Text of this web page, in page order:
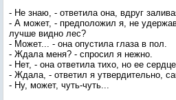
- Не знаю, - ответила она, вдруг
- А может, - предположил я, не
лучше видно лес?
- Может... - она опустила глаза в пол.
- Ждала меня? - спросил я нежно.
- Нет, - она ответила тихо, но ее
- Ждала, - ответил я утвердительно,
- Ну, может, чуть-чуть...